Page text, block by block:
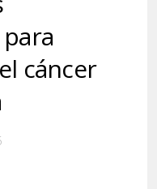
cáncer